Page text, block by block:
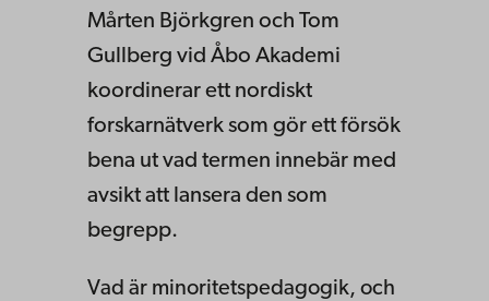
Mårten Björkgren och Tom
Gullberg vid Åbo Akademi
koordinerar ett nordiskt
forskarnätverk som gör ett försök
bena ut vad termen innebär med
avsikt att lansera den som
begrepp.
Vad är minoritetspedagogik, och